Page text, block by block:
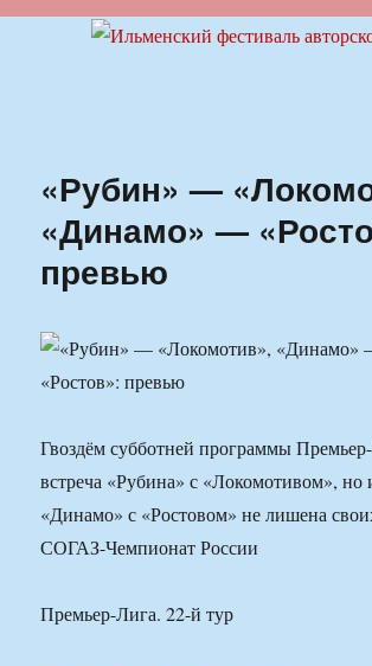
Ильменский фестиваль
«Рубин» —
«Динамо» —
превью
Гвоздём субботней программы
встреча «Рубина» с «Локомотивом», но
«Динамо» с «Ростовом» не лишена
СОГАЗ-Чемпионат России
Премьер-Лига. 22-й тур